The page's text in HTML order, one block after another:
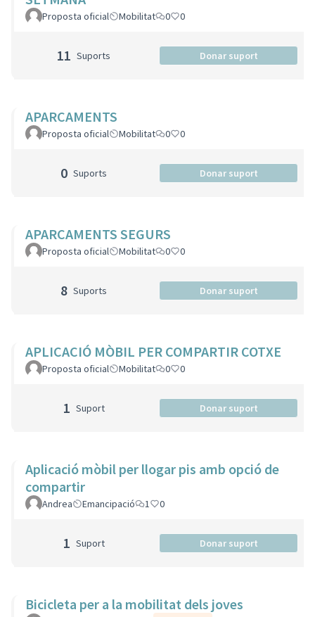
Proposta oficial Mobilitat 0 0
11 Suports Donar suport
APARCAMENTS
Proposta oficial Mobilitat 0 0
0 Suports Donar suport
APARCAMENTS SEGURS
Proposta oficial Mobilitat 0 0
8 Suports Donar suport
APLICACIÓ MÒBIL PER COMPARTIR COTXE
Proposta oficial Mobilitat 0 0
1 Suport Donar suport
Aplicació mòbil per llogar pis amb opció de
compartir
Andrea Emancipació 1 0
1 Suport Donar suport
Bicicleta per a la mobilitat dels joves